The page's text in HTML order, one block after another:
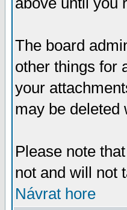
The board
other things for
your
may be deleted
Please note
not and will not
Návrat hore